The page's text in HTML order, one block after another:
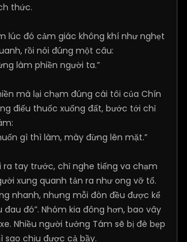
thức.
lúc đó cảm giác không khí như nghẹt
rồi nói đúng một câu:
làm phiền người ta.”
mà lại chạm đúng cái tôi của Chín
điếu thuốc xuống đất, bước tới chỉ
gì thì làm, mày đừng lên mặt.”
ra tay trước, chỉ nghe tiếng va chạm
xung quanh tản ra như ong vỡ tổ.
nhanh, nhưng mỗi đòn đều được kể
đau đó”. Nhóm kia đông hơn, bao vây
Nhiều người tưởng Tám sẽ bị đè bẹp
chịu được cả bầy.